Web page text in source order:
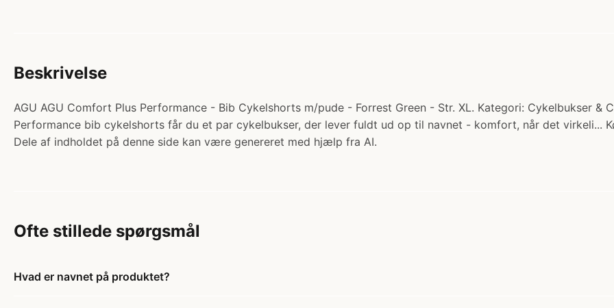
Beskrivelse
AGU AGU Comfort Plus Performance - Bib Cykelshorts m/pude - Forrest Green - Str. XL. Kategori: Cykelbukser &
Performance bib cykelshorts får du et par cykelbukser, der lever fuldt ud op til navnet - komfort, når det virkeli...
Dele af indholdet på denne side kan være genereret med hjælp fra AI.
Ofte stillede spørgsmål
Hvad er navnet på produktet?